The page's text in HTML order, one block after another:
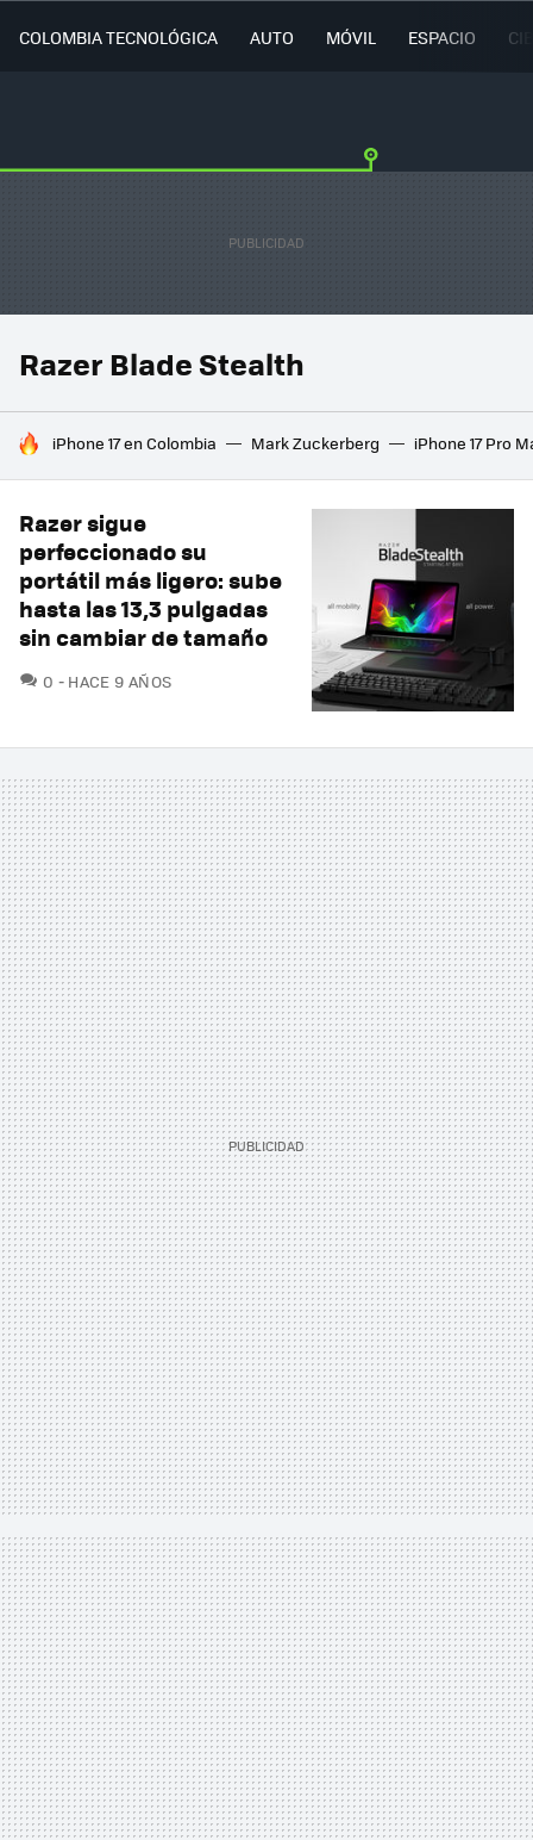
COLOMBIA TECNOLÓGICA AUTO MÓVIL ESPACIO
Razer Blade Stealth
HOY SE HABLA DE
iPhone 17 en Colombia Mark Zuckerberg iPhone 17 Pro
Razer sigue
perfeccionado su
portátil más ligero: sube
hasta las 13,3 pulgadas
sin cambiar de tamaño
0 COMENTARIOS
HACE 9 AÑOS